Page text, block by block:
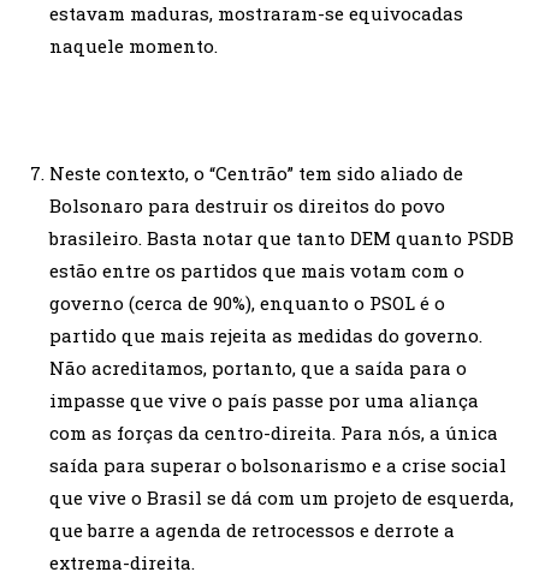
estavam maduras, mostraram-se equivocadas
naquele momento.
Neste contexto, o “Centrão” tem sido aliado de
Bolsonaro para destruir os direitos do povo
brasileiro. Basta notar que tanto DEM quanto PSDB
estão entre os partidos que mais votam com o
governo (cerca de 90%), enquanto o PSOL é o
partido que mais rejeita as medidas do governo.
Não acreditamos, portanto, que a saída para o
impasse que vive o país passe por uma aliança
com as forças da centro-direita. Para nós, a única
saída para superar o bolsonarismo e a crise social
que vive o Brasil se dá com um projeto de esquerda,
que barre a agenda de retrocessos e derrote a
extrema-direita.